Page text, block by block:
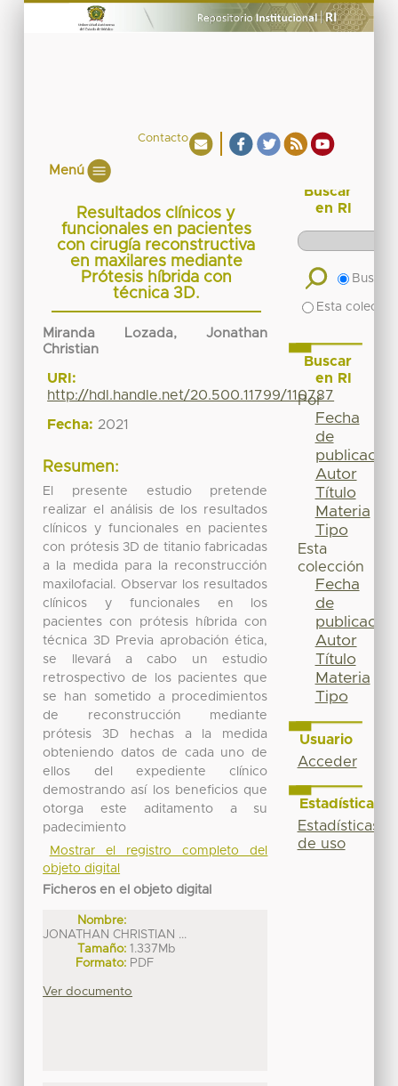
Contacto
Menú
Resultados clínicos y
funcionales en pacientes
con cirugía reconstructiva
en maxilares mediante
Prótesis híbrida con
técnica 3D.
Miranda Lozada, Jonathan
Christian
URI:
http://hdl.handle.net/20.500.11799/110787
Fecha: 2021
Resumen:
El presente estudio pretende
realizar el análisis de los resultados
clínicos y funcionales en pacientes
con prótesis 3D de titanio fabricadas
a la medida para la reconstrucción
maxilofacial. Observar los resultados
clínicos y funcionales en los
pacientes con prótesis híbrida con
técnica 3D Previa aprobación ética,
se llevará a cabo un estudio
retrospectivo de los pacientes que
se han sometido a procedimientos
de reconstrucción mediante
prótesis 3D hechas a la medida
obteniendo datos de cada uno de
ellos del expediente clínico
demostrando así los beneficios que
otorga este aditamento a su
padecimiento
Mostrar el registro completo del
objeto digital
Ficheros en el objeto digital
Nombre:
JONATHAN CHRISTIAN ...
Tamaño: 1.337Mb
Formato: PDF
Ver documento
Buscar
en RI
Buscar
Esta
Buscar
en RI
Por
Fecha
de
publicación
Autor
Título
Materia
Tipo
Esta
colección
Fecha
de
publicación
Autor
Título
Materia
Tipo
Usuario
Acceder
Estadísticas
Estadísticas
de uso